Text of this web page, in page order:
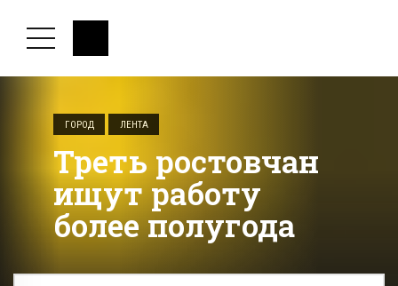
ГОРОД ЛЕНТА
Треть ростовчан
ищут работу
более полугода